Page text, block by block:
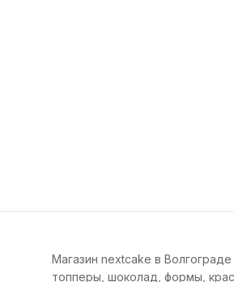
Магазин nextcake в
топперы, шоколад, формы,